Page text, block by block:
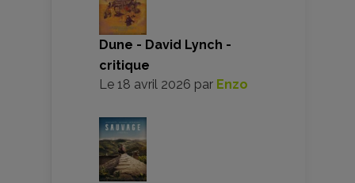
Dune - David Lynch -
critique
Le 18 avril 2026 par Enzo